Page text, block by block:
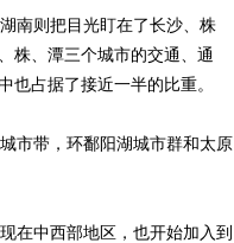
南则把目光盯在了长沙、株
株、潭三个城市的交通、通
占据了接近一半的比重。
市带，环鄱阳湖城市群和太原
在中西部地区，也开始加入到